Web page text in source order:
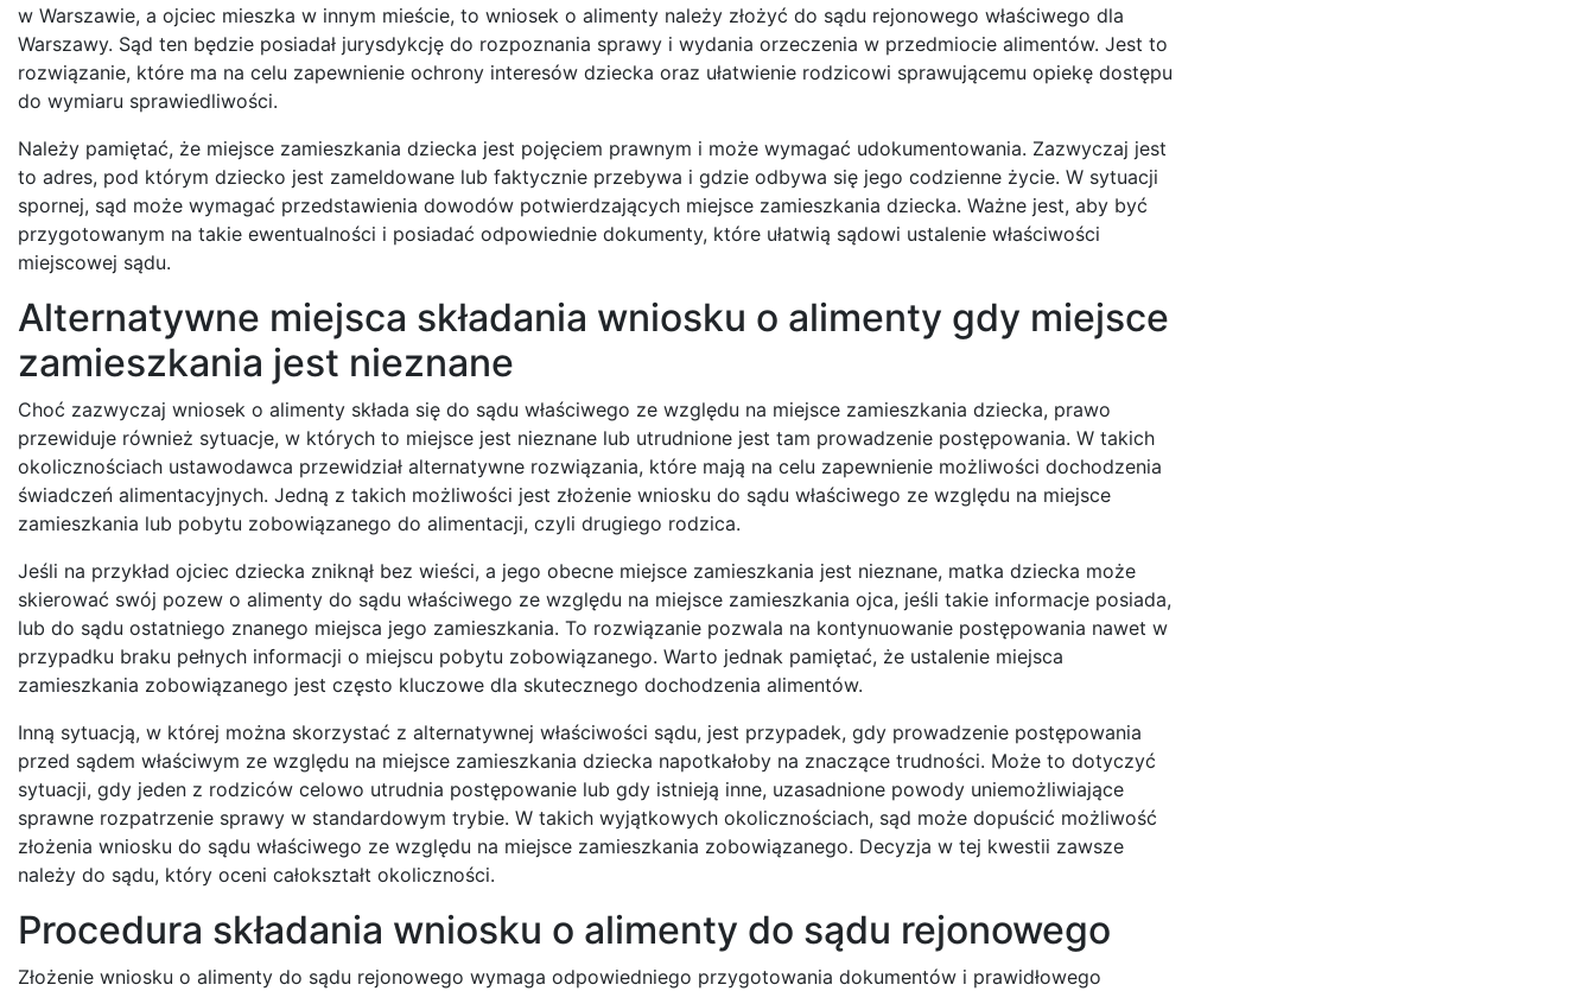
w Warszawie, a ojciec mieszka w innym mieście, to wniosek o alimenty należy złożyć do sądu rejonowego właściwego dla
Warszawy. Sąd ten będzie posiadał jurysdykcję do rozpoznania sprawy i wydania orzeczenia w przedmiocie alimentów. Jest to
rozwiązanie, które ma na celu zapewnienie ochrony interesów dziecka oraz ułatwienie rodzicowi sprawującemu opiekę dostępu
do wymiaru sprawiedliwości.
Należy pamiętać, że miejsce zamieszkania dziecka jest pojęciem prawnym i może wymagać udokumentowania. Zazwyczaj jest
to adres, pod którym dziecko jest zameldowane lub faktycznie przebywa i gdzie odbywa się jego codzienne życie. W sytuacji
spornej, sąd może wymagać przedstawienia dowodów potwierdzających miejsce zamieszkania dziecka. Ważne jest, aby być
przygotowanym na takie ewentualności i posiadać odpowiednie dokumenty, które ułatwią sądowi ustalenie właściwości
miejscowej sądu.
Alternatywne miejsca składania wniosku o alimenty gdy miejsce
zamieszkania jest nieznane
Choć zazwyczaj wniosek o alimenty składa się do sądu właściwego ze względu na miejsce zamieszkania dziecka, prawo
przewiduje również sytuacje, w których to miejsce jest nieznane lub utrudnione jest tam prowadzenie postępowania. W takich
okolicznościach ustawodawca przewidział alternatywne rozwiązania, które mają na celu zapewnienie możliwości dochodzenia
świadczeń alimentacyjnych. Jedną z takich możliwości jest złożenie wniosku do sądu właściwego ze względu na miejsce
zamieszkania lub pobytu zobowiązanego do alimentacji, czyli drugiego rodzica.
Jeśli na przykład ojciec dziecka zniknął bez wieści, a jego obecne miejsce zamieszkania jest nieznane, matka dziecka może
skierować swój pozew o alimenty do sądu właściwego ze względu na miejsce zamieszkania ojca, jeśli takie informacje posiada,
lub do sądu ostatniego znanego miejsca jego zamieszkania. To rozwiązanie pozwala na kontynuowanie postępowania nawet w
przypadku braku pełnych informacji o miejscu pobytu zobowiązanego. Warto jednak pamiętać, że ustalenie miejsca
zamieszkania zobowiązanego jest często kluczowe dla skutecznego dochodzenia alimentów.
Inną sytuacją, w której można skorzystać z alternatywnej właściwości sądu, jest przypadek, gdy prowadzenie postępowania
przed sądem właściwym ze względu na miejsce zamieszkania dziecka napotkałoby na znaczące trudności. Może to dotyczyć
sytuacji, gdy jeden z rodziców celowo utrudnia postępowanie lub gdy istnieją inne, uzasadnione powody uniemożliwiające
sprawne rozpatrzenie sprawy w standardowym trybie. W takich wyjątkowych okolicznościach, sąd może dopuścić możliwość
złożenia wniosku do sądu właściwego ze względu na miejsce zamieszkania zobowiązanego. Decyzja w tej kwestii zawsze
należy do sądu, który oceni całokształt okoliczności.
Procedura składania wniosku o alimenty do sądu rejonowego
Złożenie wniosku o alimenty do sądu rejonowego wymaga odpowiedniego przygotowania dokumentów i prawidłowego